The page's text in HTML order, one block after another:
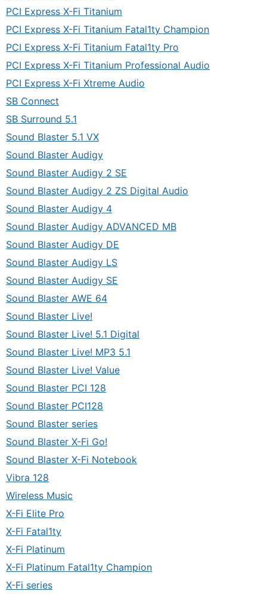
PCI Express X-Fi Titanium
PCI Express X-Fi Titanium Fatal1ty Champion
PCI Express X-Fi Titanium Fatal1ty Pro
PCI Express X-Fi Titanium Professional Audio
PCI Express X-Fi Xtreme Audio
SB Connect
SB Surround 5.1
Sound Blaster 5.1 VX
Sound Blaster Audigy
Sound Blaster Audigy 2 SE
Sound Blaster Audigy 2 ZS Digital Audio
Sound Blaster Audigy 4
Sound Blaster Audigy ADVANCED MB
Sound Blaster Audigy DE
Sound Blaster Audigy LS
Sound Blaster Audigy SE
Sound Blaster AWE 64
Sound Blaster Live!
Sound Blaster Live! 5.1 Digital
Sound Blaster Live! MP3 5.1
Sound Blaster Live! Value
Sound Blaster PCI 128
Sound Blaster PCI128
Sound Blaster series
Sound Blaster X-Fi Go!
Sound Blaster X-Fi Notebook
Vibra 128
Wireless Music
X-Fi Elite Pro
X-Fi Fatal1ty
X-Fi Platinum
X-Fi Platinum Fatal1ty Champion
X-Fi series